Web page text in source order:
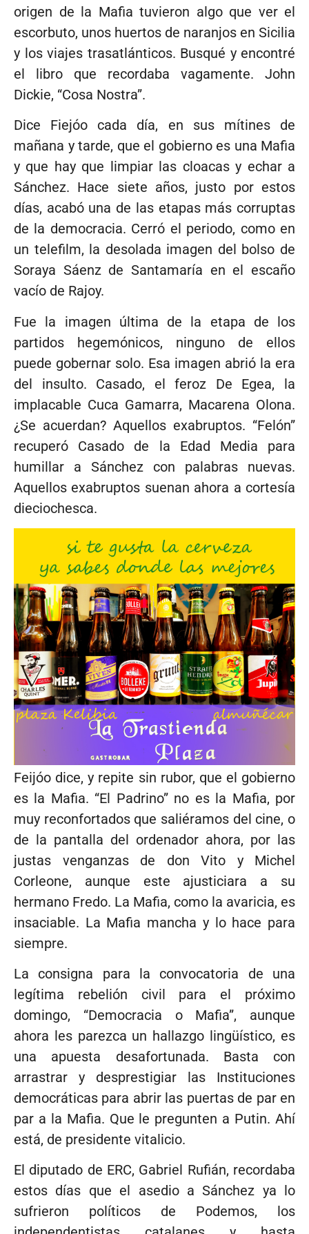
origen de la Mafia tuvieron algo que ver el
escorbuto, unos huertos de naranjos en Sicilia
y los viajes trasatlánticos. Busqué y encontré
el libro que recordaba vagamente. John
Dickie, “Cosa Nostra”.
Dice Fiejóo cada día, en sus mítines de
mañana y tarde, que el gobierno es una Mafia
y que hay que limpiar las cloacas y echar a
Sánchez. Hace siete años, justo por estos
días, acabó una de las etapas más corruptas
de la democracia. Cerró el periodo, como en
un telefilm, la desolada imagen del bolso de
Soraya Sáenz de Santamaría en el escaño
vacío de Rajoy.
Fue la imagen última de la etapa de los
partidos hegemónicos, ninguno de ellos
puede gobernar solo. Esa imagen abrió la era
del insulto. Casado, el feroz De Egea, la
implacable Cuca Gamarra, Macarena Olona.
¿Se acuerdan? Aquellos exabruptos. “Felón”
recuperó Casado de la Edad Media para
humillar a Sánchez con palabras nuevas.
Aquellos exabruptos suenan ahora a cortesía
dieciochesca.
Feijóo dice, y repite sin rubor, que el gobierno
es la Mafia. “El Padrino” no es la Mafia, por
muy reconfortados que saliéramos del cine, o
de la pantalla del ordenador ahora, por las
justas venganzas de don Vito y Michel
Corleone, aunque este ajusticiara a su
hermano Fredo. La Mafia, como la avaricia, es
insaciable. La Mafia mancha y lo hace para
siempre.
La consigna para la convocatoria de una
legítima rebelión civil para el próximo
domingo, “Democracia o Mafia”, aunque
ahora les parezca un hallazgo lingüístico, es
una apuesta desafortunada. Basta con
arrastrar y desprestigiar las Instituciones
democráticas para abrir las puertas de par en
par a la Mafia. Que le pregunten a Putin. Ahí
está, de presidente vitalicio.
El diputado de ERC, Gabriel Rufián, recordaba
estos días que el asedio a Sánchez ya lo
sufrieron políticos de Podemos, los